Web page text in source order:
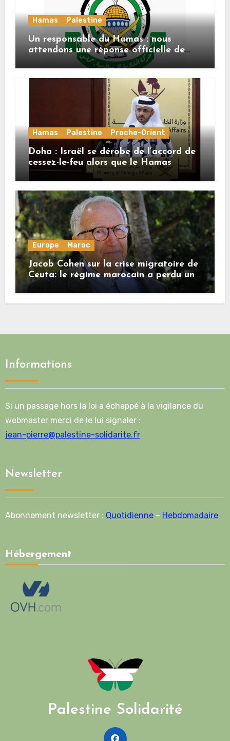
Hamas Palestine
Un responsable du Hamas : nous
attendons une réponse officielle de
Mladenov concernant la feuille de
route de la deuxième phase de l’accord
Hamas Palestine Proche-Orient
Doha : Israël se dérobe de l’accord de
cessez-le-feu alors que le Hamas
honore ses engagements
Europe Maroc
Jacob Cohen sur la crise migratoire de
Ceuta: le régime marocain a perdu une
bonne part de sa crédibilité vis-à-vis
de l’Union européenne
Informations
Si un passage hors la loi a échappé à la vigilance du
webmaster merci de le lui signaler :
jean-pierre@palestine-solidarite.fr
Newsletter
Abonnement newsletter : Quotidienne– Hebdomadaire
Hébergement
Palestine Solidarité